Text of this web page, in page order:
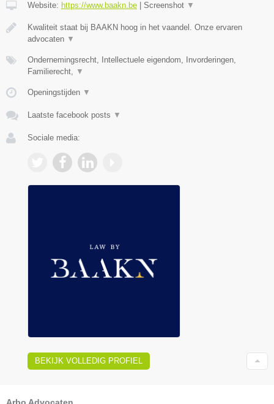
Website: https://www.baakn.be Screenshot ▼
Kwaliteit staat bij BAAKN hoog in het vaandel. Onze ervaren
advocaten ▼
Ondernemingsrecht, Intellectuele eigendom, Invorderingen,
Familierecht, ▼
Openingstijden ▼
Laatste facebook posts ▼
Sociale media:
BEKIJK VOLLEDIG PROFIEL